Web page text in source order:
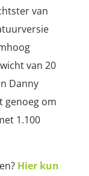
van
van 20
Danny
genoeg om
1.100
Hier kun